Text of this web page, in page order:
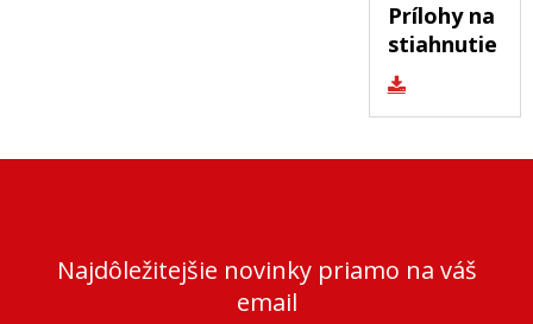
Prílohy na
stiahnutie
Najdôležitejšie novinky priamo na váš
email